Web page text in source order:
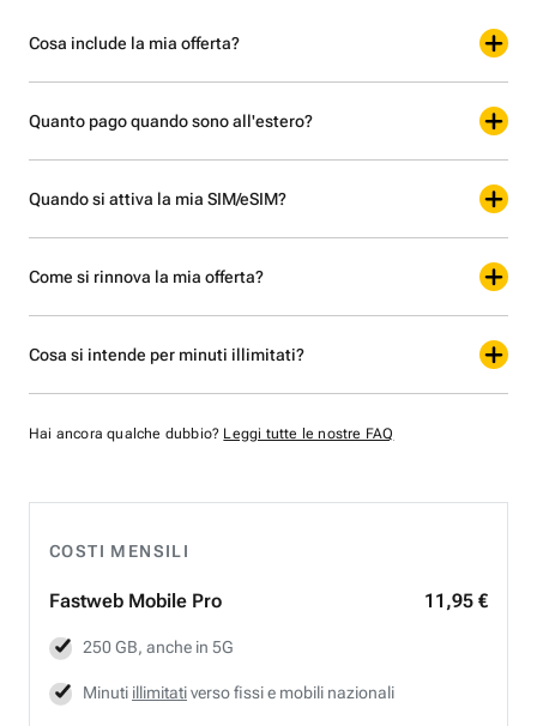
COSTI MENSILI
Fastweb Mobile Pro 11,95 €
250 GB, anche in 5G
Minuti illimitativerso fissi e mobili nazionali
Cosa include la mia offerta?
Quanto pago quando sono all'estero?
Quando si attiva la mia SIM/eSIM?
Come si rinnova la mia offerta?
Cosa si intende per minuti illimitati?
Hai ancora qualche dubbio? Leggi tutte le nostre FAQ